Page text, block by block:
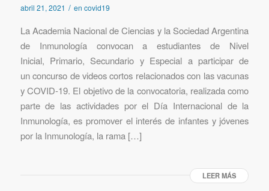
abril 21, 2021 / en covid19
La Academia Nacional de Ciencias y la Sociedad Argentina
de Inmunología convocan a estudiantes de Nivel
Inicial, Primario, Secundario y Especial a participar de
un concurso de videos cortos relacionados con las vacunas
y COVID-19. El objetivo de la convocatoria, realizada como
parte de las actividades por el Día Internacional de la
Inmunología, es promover el interés de infantes y jóvenes
por la Inmunología, la rama […]
LEER MÁS